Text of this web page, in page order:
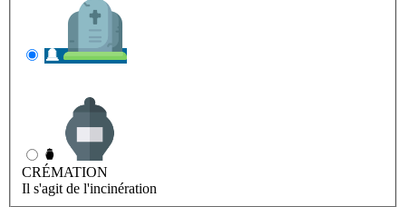
CRÉMATION
Il s'agit de l'incinération